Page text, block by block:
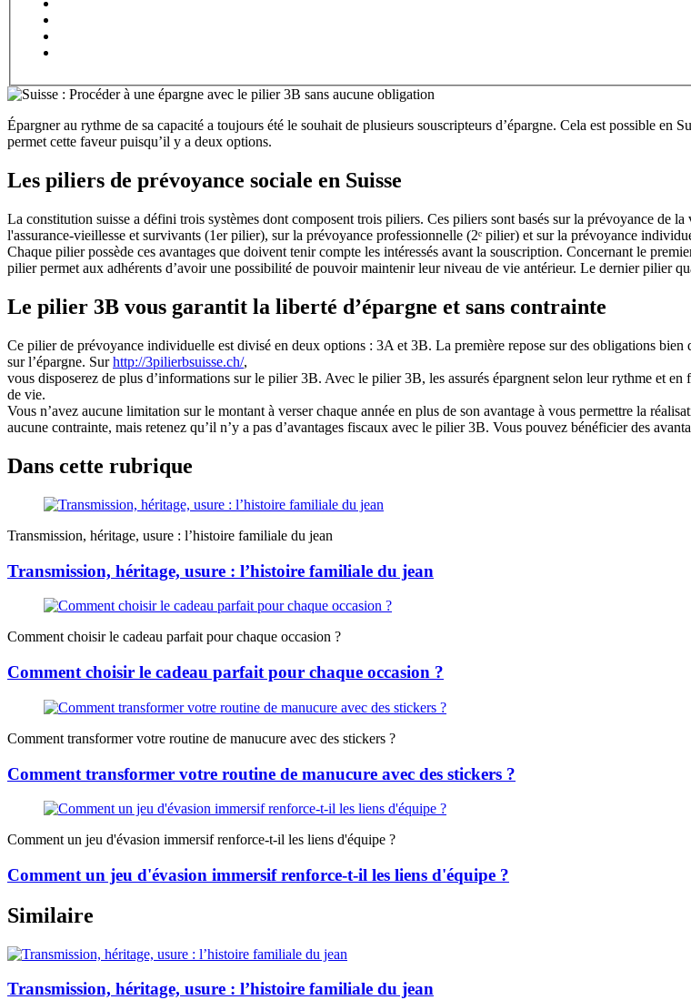
Épargner au rythme de sa capacité a toujours été le souhait de plusieurs souscripteurs d’épargne. Cela est possible
permet cette faveur puisqu’il y a deux options.
Les piliers de prévoyance sociale en Suisse
La constitution suisse a défini trois systèmes dont composent trois piliers. Ces piliers sont basés sur la prévoyance de
l'assurance-vieillesse et survivants (1er pilier), sur la prévoyance professionnelle (2ᵉ pilier) et sur la prévoyance
Chaque pilier possède ces avantages que doivent tenir compte les intéressés avant la souscription. Concernant le
pilier permet aux adhérents d’avoir une possibilité de pouvoir maintenir leur niveau de vie antérieur. Le dernier pilier
Le pilier 3B vous garantit la liberté d’épargne et sans contrainte
Ce pilier de prévoyance individuelle est divisé en deux options : 3A et 3B. La première repose sur des obligations
sur l’épargne. Surhttp://3pilierbsuisse.ch/,
vous disposerez de plus d’informations sur le pilier 3B. Avec le pilier 3B, les assurés épargnent selon leur rythme et
de vie.
Vous n’avez aucune limitation sur le montant à verser chaque année en plus de son avantage à vous permettre la
aucune contrainte, mais retenez qu’il n’y a pas d’avantages fiscaux avec le pilier 3B. Vous pouvez bénéficier des
Dans cette rubrique
Transmission, héritage, usure : l’histoire familiale du jean
Transmission, héritage, usure : l’histoire familiale du jean
Comment choisir le cadeau parfait pour chaque occasion ?
Comment choisir le cadeau parfait pour chaque occasion ?
Comment transformer votre routine de manucure avec des stickers ?
Comment transformer votre routine de manucure avec des stickers ?
Comment un jeu d'évasion immersif renforce-t-il les liens d'équipe ?
Comment un jeu d'évasion immersif renforce-t-il les liens d'équipe ?
Similaire
Transmission, héritage, usure : l’histoire familiale du jean